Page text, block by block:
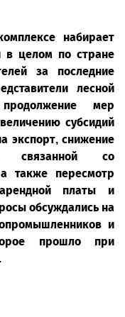
набирает
в целом по стране
за последние
лесной
мер
субсидий
экспорт, снижение
связанной со
также пересмотр
платы и
обсуждались на
и
прошло при